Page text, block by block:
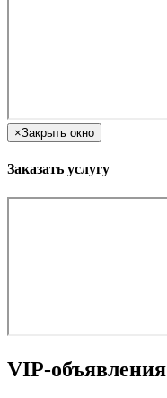
×Закрыть окно
Заказать услугу
VIP-объявления